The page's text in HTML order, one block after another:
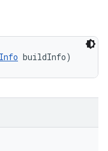
buildInfo)